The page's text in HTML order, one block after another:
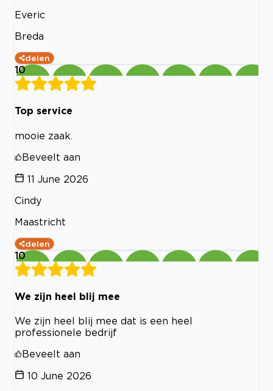
Everic
Breda
delen
10
Top service
mooie zaak.
Beveelt aan
11 June 2026
Cindy
Maastricht
delen
10
We zijn heel blij mee
We zijn heel blij mee dat is een heel
professionele bedrijf
Beveelt aan
10 June 2026